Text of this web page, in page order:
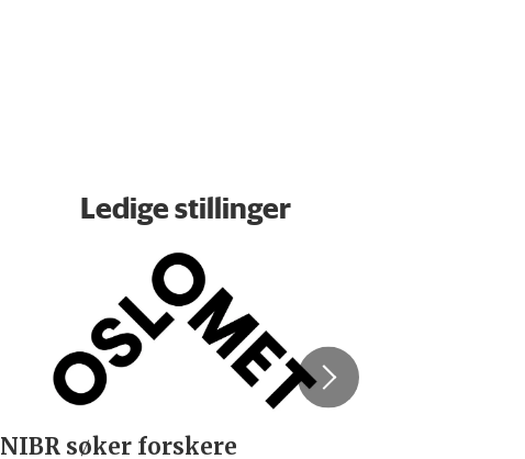
Ledige stillinger
NIBR søker forskere